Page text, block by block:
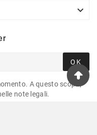

OK
A questo scopo,
note legali.